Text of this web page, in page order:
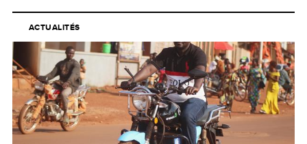
ACTUALITÉS